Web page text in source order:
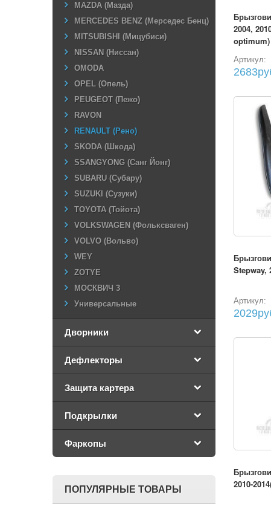
MAZDA (Мазда)
MERCEDES BENZ (Мерседес Бенц)
MITSUBISHI (Мицубиси)
NISSAN (Ниссан)
OMODA
OPEL (Опель)
PEUGEOT (Пежо)
RAVON
RENAULT (Рено)
SKODA (Шкода)
SSANGYONG (Санг Йонг)
SUBARU (Субару)
SUZUKI (Сузуки)
TOYOTA (Тойота)
VOLKSWAGEN (Фольксваген)
VOLVO (Вольво)
WEY
ZOTYE
МОСКВИЧ 3
Универсальные
Дворники
Дефлекторы
Защита картера
Подкрылки
Фаркопы
ПОПУЛЯРНЫЕ ТОВАРЫ
2004,
optimum)
Артикул:
Stepway,
Артикул:
2010-